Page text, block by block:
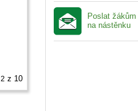
2 z 10
Poslat žákům
na nástěnku